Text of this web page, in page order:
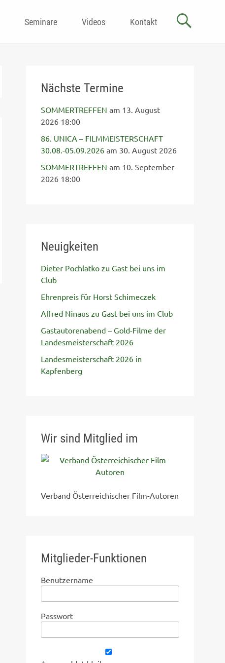
Seminare Videos Kontakt
Nächste Termine
SOMMERTREFFEN am 13. August
2026 18:00
86. UNICA – FILMMEISTERSCHAFT
30.08.-05.09.2026am 30. August 2026
SOMMERTREFFEN am 10. September
2026 18:00
Neuigkeiten
Dieter Pochlatko zu Gast bei uns im
Club
Ehrenpreis für Horst Schimeczek
Alfred Ninaus zu Gast bei uns im Club
Gastautorenabend – Gold-Filme der
Landesmeisterschaft 2026
Landesmeisterschaft 2026 in
Kapfenberg
Wir sind Mitglied im
Verband Österreichischer Film-Autoren
Mitglieder-Funktionen
Benutzername
Passwort